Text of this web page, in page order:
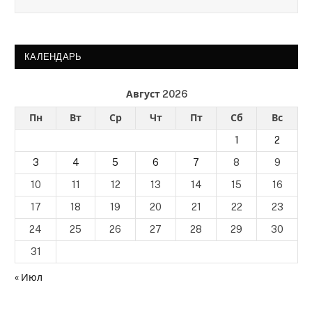
КАЛЕНДАРЬ
Август 2026
Пн Вт Ср Чт Пт Сб
Вс
1
2
3
4 5 6 7 8
9
10
11 12 13 14 15
16
17
18 19 20 21 22
23
24
25 26 27 28 29
30
31
« Июл